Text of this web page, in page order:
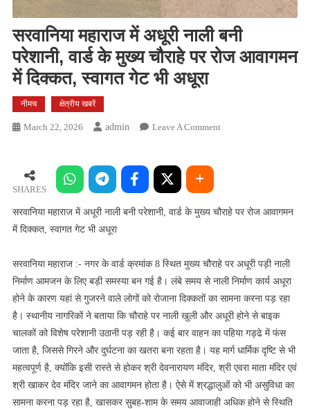
सरवानिया महाराज में अधूरी नाली बनी
परेशानी, वार्ड के मुख्य चौराहे पर रोज आवागमन
में दिक्कत, स्वागत गेट भी अधूरा
नीमच क्षेत्रीय खबरें
March 22, 2026 Admin Leave A CommentOn
नाली
के
मुख्य
चौराहे
पर
रोज
आवागमन
में
दिक्कत,
स्वागत
SHARES
सरवानिया महाराज में अधूरी नाली बनी परेशानी, वार्ड के मुख्य चौराहे पर रोज आवागमन
में दिक्कत, स्वागत गेट भी अधूरा
सरवानिया महाराज :- नगर के वार्ड क्रमांक 8 स्थित मुख्य चौराहे पर अधूरी पड़ी नाली
निर्माण आमजन के लिए बड़ी समस्या बन गई है। लंबे समय से नाली निर्माण कार्य अधूरा
होने के कारण यहां से गुजरने वाले लोगों को रोजाना दिक्कतों का सामना करना पड़ रहा
है। स्थानीय नागरिकों ने बताया कि चौराहे पर नाली खुली और अधूरी होने से बाइक
चालकों को विशेष परेशानी उठानी पड़ रही है। कई बार वाहन का पहिया गड्ढे में फंस
जाता है, जिससे गिरने और दुर्घटना का खतरा बना रहता है। यह मार्ग धार्मिक दृष्टि से भी
महत्वपूर्ण है, क्योंकि इसी रास्ते से होकर श्री देवनारायण मंदिर, श्री एवरा माता मंदिर एवं
श्री खाकर देव मंदिर जाने का आवागमन होता है। ऐसे में श्रद्धालुओं को भी असुविधा का
सामना करना पड़ रहा है, खासकर सुबह-शाम के समय आवाजाही अधिक होने से स्थिति